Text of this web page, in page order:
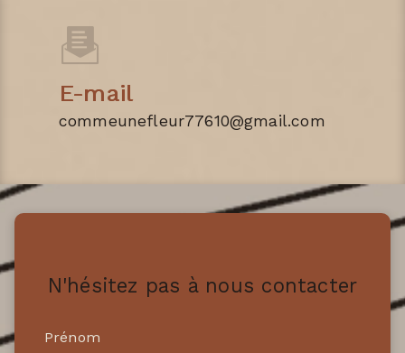
E-mail
commeunefleur77610@gmail.com
N'hésitez pas à nous contacter